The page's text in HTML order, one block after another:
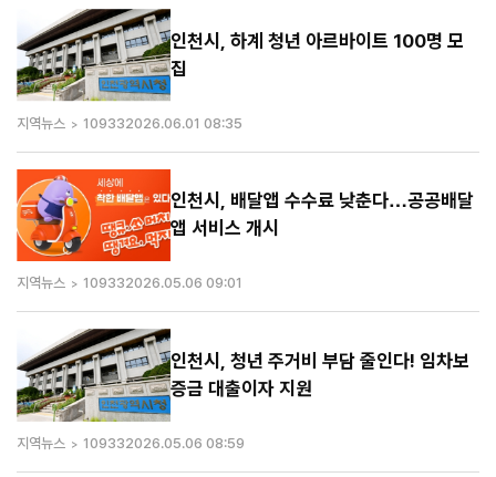
인천시, 하계 청년 아르바이트 100명 모
집
지역뉴스 109332026.06.01 08:35
인천시, 배달앱 수수료 낮춘다…공공배달
앱 서비스 개시
지역뉴스 109332026.05.06 09:01
인천시, 청년 주거비 부담 줄인다! 임차보
증금 대출이자 지원
지역뉴스 109332026.05.06 08:59